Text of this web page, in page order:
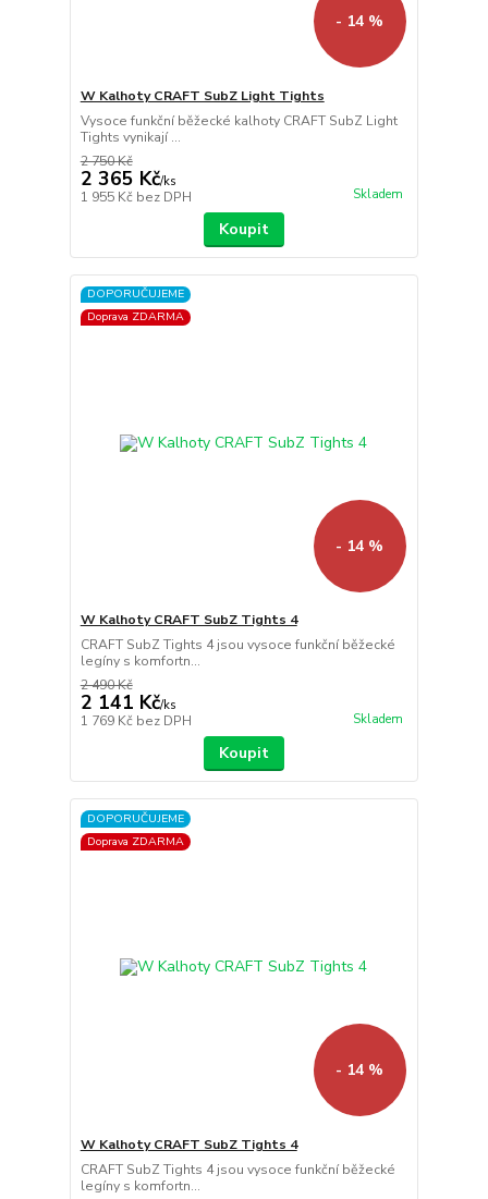
- 14 %
W Kalhoty CRAFT SubZ Light Tights
Vysoce funkční běžecké kalhoty CRAFT SubZ Light
Tights vynikají ...
2 750 Kč
2 365 Kč/ks
1 955 Kč bez DPH Skladem
Koupit
DOPORUČUJEME
Doprava ZDARMA
- 14 %
W Kalhoty CRAFT SubZ Tights 4
CRAFT SubZ Tights 4 jsou vysoce funkční běžecké
legíny s komfortn...
2 490 Kč
2 141 Kč/ks
1 769 Kč bez DPH Skladem
Koupit
DOPORUČUJEME
Doprava ZDARMA
- 14 %
W Kalhoty CRAFT SubZ Tights 4
CRAFT SubZ Tights 4 jsou vysoce funkční běžecké
legíny s komfortn...